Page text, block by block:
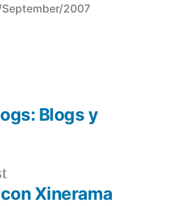
September/2007
Previous
post:Xinerama
Blogs y